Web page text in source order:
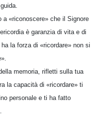
a «riconoscere» che il Signore
è garanzia di vita e di
la forza di «ricordare» non si
memoria, rifletti sulla tua
la capacità di «ricordare» ti
personale e ti ha fatto